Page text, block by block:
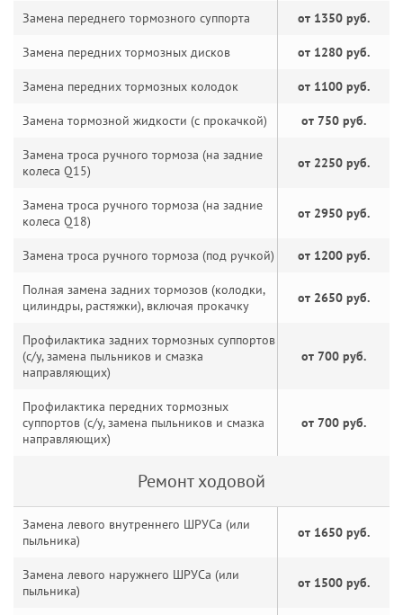
Замена переднего тормозного суппорта от 1350 руб.
Замена передних тормозных дисков от 1280 руб.
Замена передних тормозных колодок от 1100 руб.
Замена тормозной жидкости (с прокачкой) от 750 руб.
Замена троса ручного тормоза (на задние
колеса Q15)
от 2250 руб.
Замена троса ручного тормоза (на задние
колеса Q18)
от 2950 руб.
Замена троса ручного тормоза (под ручкой) от 1200 руб.
Полная замена задних тормозов (колодки,
цилиндры, растяжки), включая прокачку
от 2650 руб.
Профилактика задних тормозных суппортов
(с/у, замена пыльников и смазка
направляющих)
от 700 руб.
Профилактика передних тормозных
суппортов (с/у, замена пыльников и смазка
направляющих)
от 700 руб.
Ремонт ходовой
Замена левого внутреннего ШРУСа (или
пыльника)
от 1650 руб.
Замена левого наружнего ШРУСа (или
пыльника)
от 1500 руб.